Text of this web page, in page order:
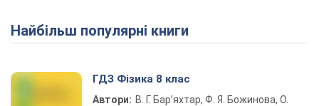
Найбільш популярні книги
ГДЗ Фізика 8 клас
Автори: В. Г. Бар’яхтар, Ф. Я. Божинова, О.